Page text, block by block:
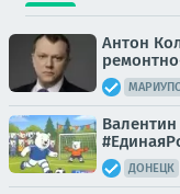
Антон
ДОНЕЦК